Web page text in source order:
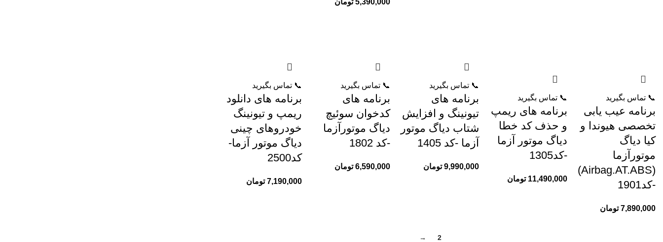
📞 تماس بگیرید
برنامه عیب یابی
تخصصی هیوندا و
کیا دیاگ
موتورآزما
(Airbag.AT.ABS)
-کد1901
7,890,000 تومان
📞 تماس بگیرید
برنامه های ریمپ
و حذف کد خطا
دیاگ موتور آزما
-کد1305
11,490,000 تومان
📞 تماس بگیرید
برنامه های
تیونینگ و افزایش
شتاب دیاگ موتور
آزما -کد 1405
9,990,000 تومان
📞 تماس بگیرید
برنامه های
کدخوان سوئیچ
دیاگ موتورآزما
-کد 1802
6,590,000 تومان
📞 تماس بگیرید
برنامه های دانلود
ریمپ و تیونینگ
خودروهای چینی
دیاگ موتور آزما-
کد2500
7,190,000 تومان
2
→